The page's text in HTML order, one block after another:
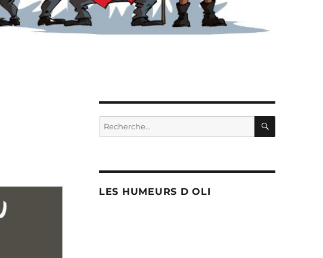
Recherche
pour :
LES HUMEURS D OLI